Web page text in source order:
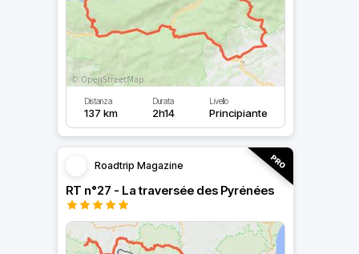
Distanza
137 km
Durata
2h14
Livello
Principiante
Roadtrip Magazine
RT n°27 - La traversée des Pyrénées